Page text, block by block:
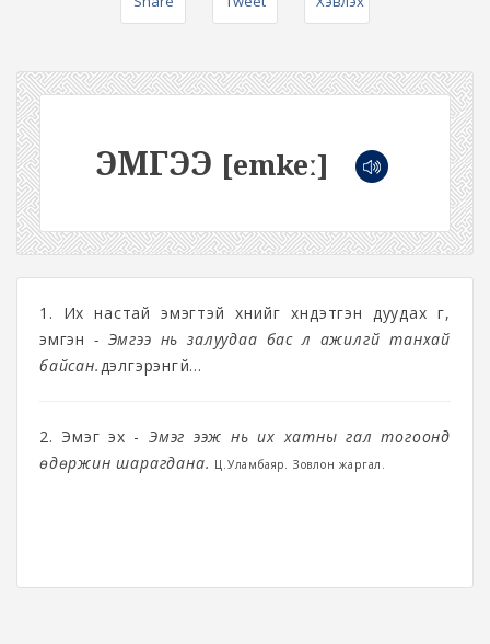
ЭМГЭЭ [emkeː]
1. Их настай эмэгтэй хүнийг хүндэтгэн дуудах үг,
эмгэн - Эмгээ нь залуудаа бас л ажилгүй танхай
байсан.дэлгэрэнгүй...
2. Эмэг эх - Эмэг ээж нь их хатны гал тогоонд
өдөржин шарагдана. Ц.Уламбаяр. Зовлон жаргал.